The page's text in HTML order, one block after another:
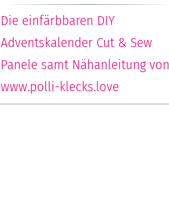
Die einfärbbaren DIY
Adventskalender Cut & Sew
Panele samt Nähanleitung von
www.polli-klecks.love